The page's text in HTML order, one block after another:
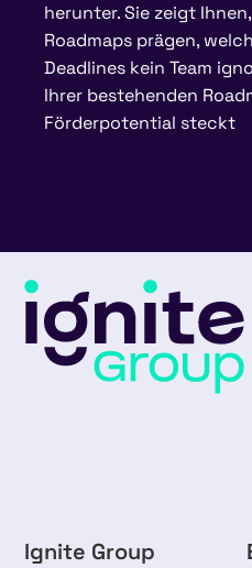
herunter. Sie zeigt
Roadmaps prägen,
Deadlines kein Team
Ihrer bestehenden
Förderpotential steckt
Ignite Group